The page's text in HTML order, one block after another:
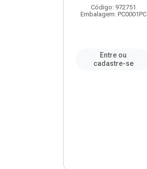
Código: 972751
Embalagem: PC0001PC
Entre ou
cadastre-se